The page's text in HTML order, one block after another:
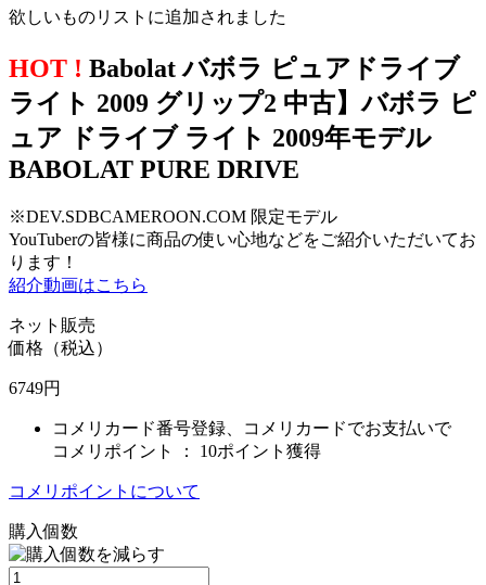
欲しいものリストに追加されました
HOT ! Babolat バボラ ピュアドライブ
ライト 2009 グリップ2 中古】バボラ ピ
ュア ドライブ ライト 2009年モデル
BABOLAT PURE DRIVE
※DEV.SDBCAMEROON.COM 限定モデル
YouTuberの皆様に商品の使い心地などをご紹介いただいてお
ります！
紹介動画はこちら
ネット販売
価格（税込）
6749円
コメリカード番号登録、コメリカードでお支払いで
コメリポイント ： 10ポイント獲得
コメリポイントについて
購入個数